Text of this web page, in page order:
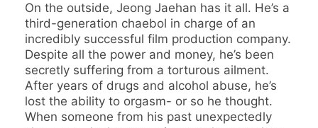
On the outside, Jeong Jaehan has it all. He’s a
third-generation chaebol in charge of an
incredibly successful film production company.
Despite all the power and money, he’s been
secretly suffering from a torturous ailment.
After years of drugs and alcohol abuse, he’s
lost the ability to orgasm- or so he thought.
When someone from his past unexpectedly